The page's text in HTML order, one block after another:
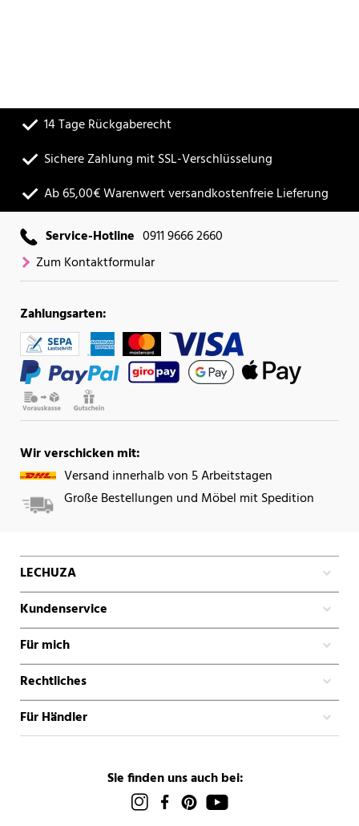
14 Tage Rückgaberecht
Sichere Zahlung mit SSL-Verschlüsselung
Ab 65,00€ Warenwert versandkostenfreie Lieferung
Service-Hotline 0911 9666 2660
Zum Kontaktformular
Zahlungsarten:
Wir verschicken mit:
Versand innerhalb von 5 Arbeitstagen
Große Bestellungen und Möbel mit Spedition
LECHUZA
Kundenservice
Für mich
Rechtliches
Für Händler
Sie finden uns auch bei: